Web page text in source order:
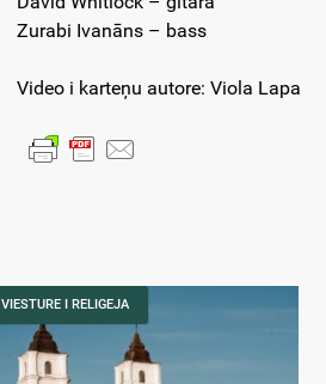
Zurabi Ivanāns – bass
Video i karteņu autore: Viola Lapa
VIESTURE I RELIGEJA